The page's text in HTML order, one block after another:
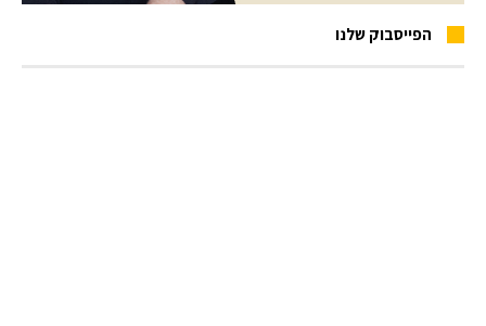
הפייסבוק שלנו